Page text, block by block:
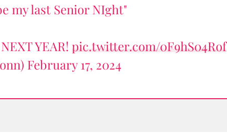
my last Senior NIght"
YEAR! pic.twitter.com/0F9hS04Rof
February 17, 2024